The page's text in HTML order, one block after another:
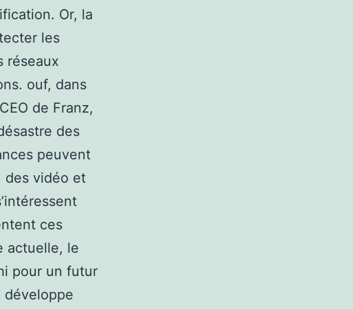
Or, la
les
réseaux
ouf, dans
de Franz,
des
peuvent
des vidéo et
ces
actuelle, le
pour un futur
développe